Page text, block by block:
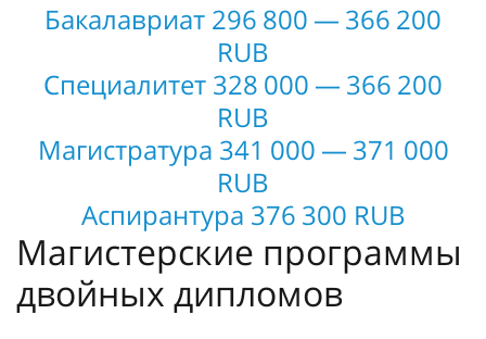
Бакалавриат 296 800 — 366 200
RUB
Специалитет 328 000 — 366 200
RUB
Магистратура 341 000 — 371 000
RUB
Аспирантура 376 300 RUB
Магистерские программы
двойных дипломов